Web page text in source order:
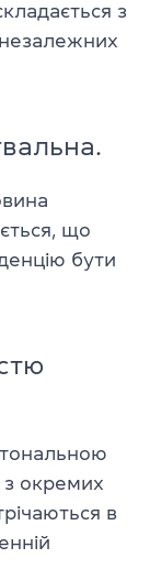
з
незалежних
що
бути
з окремих
в